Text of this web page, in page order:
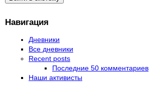
Навигация
Дневники
Все дневники
Recent posts
Последние 50 комментариев
Наши активисты